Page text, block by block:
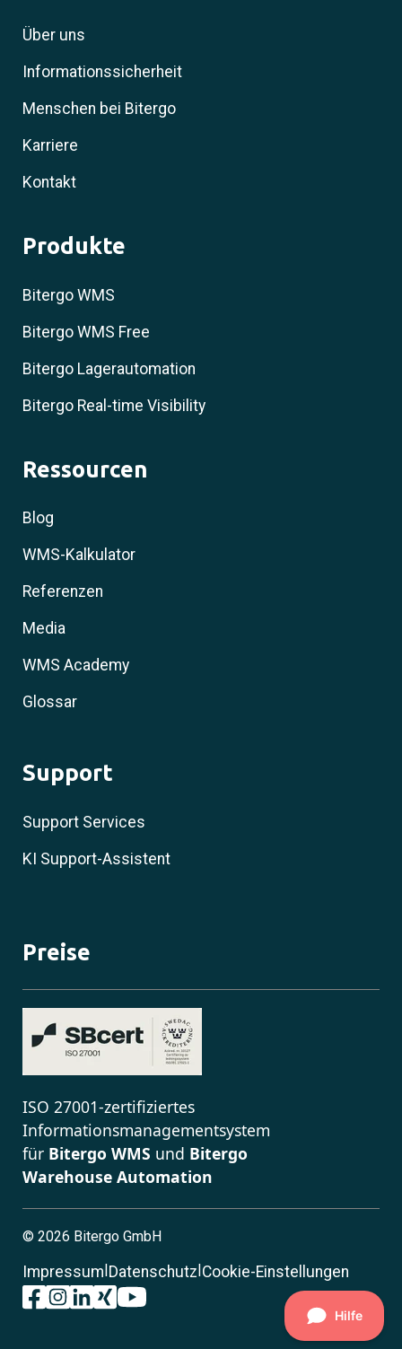
Über uns
Informationssicherheit
Menschen bei Bitergo
Karriere
Kontakt
Produkte
Bitergo WMS
Bitergo WMS Free
Bitergo Lagerautomation
Bitergo Real-time Visibility
Ressourcen
Blog
WMS-Kalkulator
Referenzen
Media
WMS Academy
Glossar
Support
Support Services
KI Support-Assistent
Preise
ISO 27001-zertifiziertes
Informationsmanagementsystem
für Bitergo WMS und Bitergo
Warehouse Automation
© 2026 Bitergo GmbH
Impressum|Datenschutz|Cookie-Einstellungen